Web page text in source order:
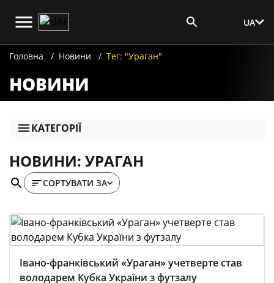
UA
Головна Новини Тег: "Ураган"
НОВИНИ
КАТЕГОРІЇ
НОВИНИ: УРАГАН
СОРТУВАТИ ЗА
Івано-франківський «Ураган» учетверте став
володарем Кубка України з футзалу